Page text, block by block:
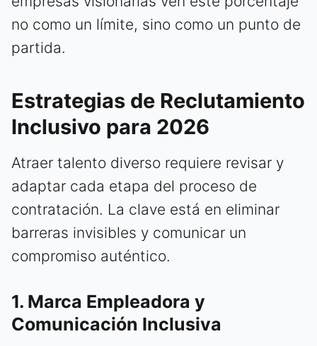
no como un límite, sino como un punto de
partida.
Estrategias de Reclutamiento
Inclusivo para 2026
Atraer talento diverso requiere revisar y
adaptar cada etapa del proceso de
contratación. La clave está en eliminar
barreras invisibles y comunicar un
compromiso auténtico.
1. Marca Empleadora y
Comunicación Inclusiva